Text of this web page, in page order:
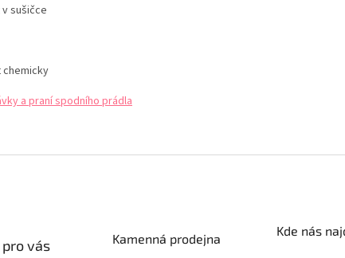
sušičce
a praní spodního prádla
vás Kamenná prodejna
Kde nás